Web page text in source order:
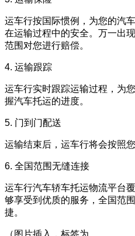
运车行按国际惯例，为您的汽
在运输过程中的安全。万一出
范围对您进行赔偿。
4. 运输跟踪
运车行实时跟踪运输过程，为
握汽车托运的进度。
5. 门到门配送
运输结束后，运车行将会按照
6. 全国范围无缝连接
运车行汽车轿车托运物流平台
够享受到优质的服务，全国范
捷。
（图片插入，标签为